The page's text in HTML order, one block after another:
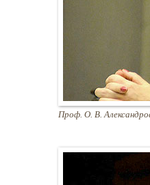
Проф. О. В.